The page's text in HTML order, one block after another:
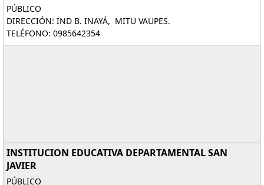
PÚBLICO
DIRECCIÓN: IND B. INAYÁ, MITU VAUPES.
TELÉFONO: 0985642354
INSTITUCION EDUCATIVA DEPARTAMENTAL SAN
JAVIER
PÚBLICO